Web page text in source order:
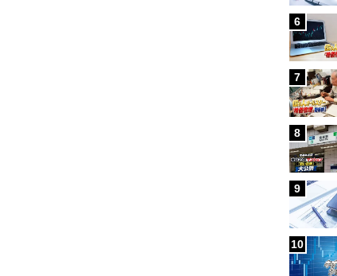
6
7
8
9
10